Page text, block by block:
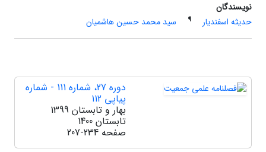
نویسندگان
حدیثه اسفندیار
¶ سید محمد حسین هاشمیان
دوره 27، شماره 111 - شماره
پیاپی 112
بهار و تابستان 1399
تابستان 1400
صفحه 207-234